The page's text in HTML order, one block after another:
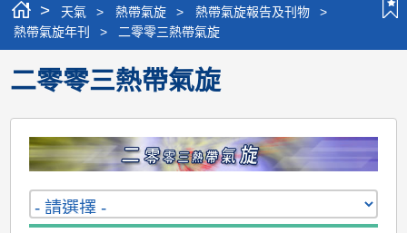
> 天氣 > 熱帶氣旋 > 熱帶氣旋報告及刊物
>
熱帶氣旋年刊
> 二零零三熱帶氣旋
二零零三熱帶氣旋